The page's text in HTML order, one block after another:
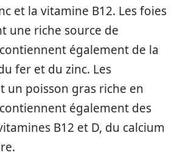
et la vitamine B12. Les foies
une riche source de
également de la
fer et du zinc. Les
un poisson gras riche en
également des
B12 et D, du calcium